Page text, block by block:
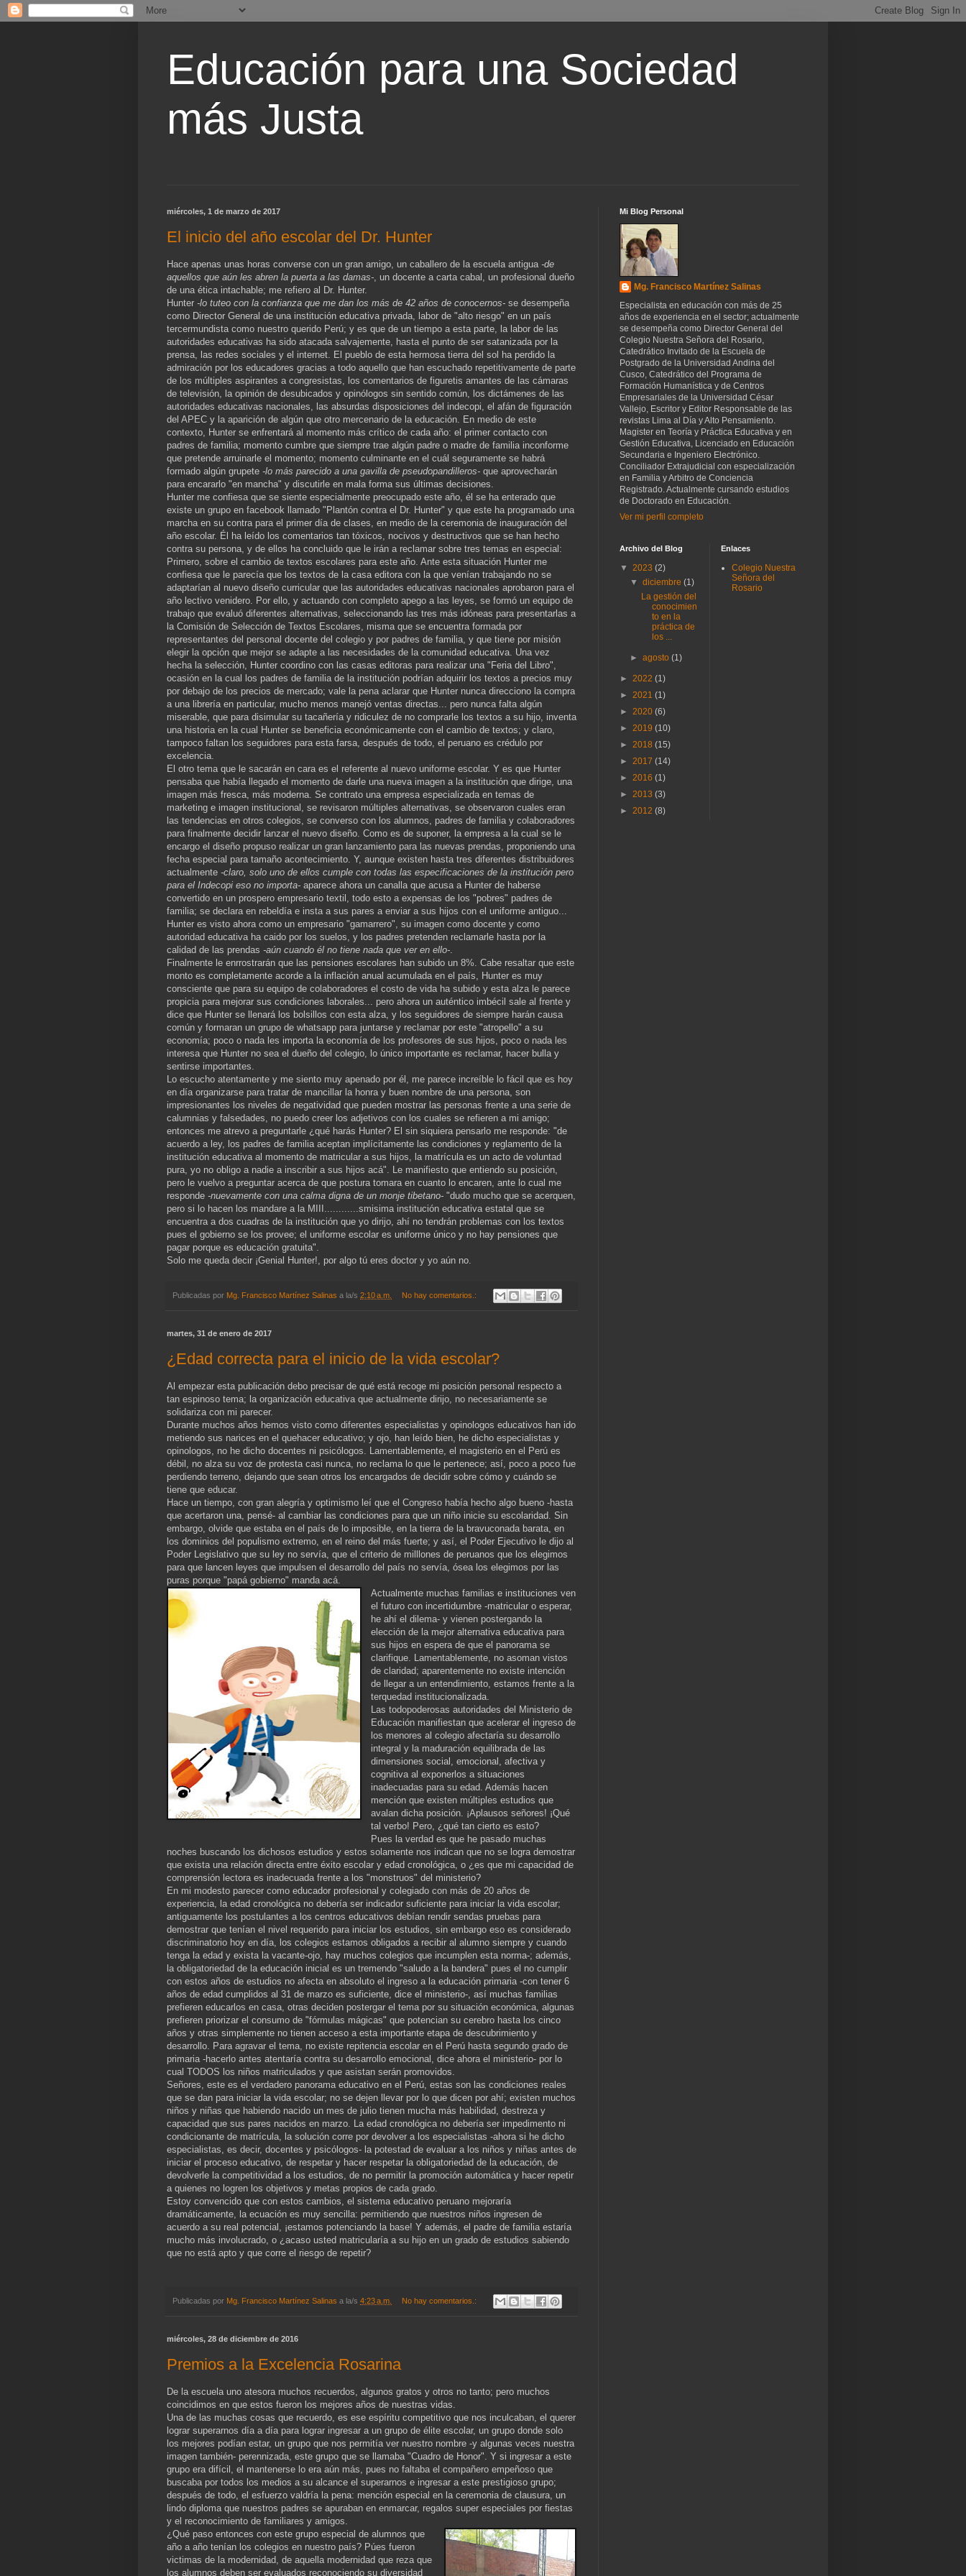
Educación para una Sociedad
más Justa
miércoles, 1 de marzo de 2017
El inicio del año escolar del Dr. Hunter
Hace apenas unas horas converse con un gran amigo, un caballero de la escuela antigua -de
aquellos que aún les abren la puerta a las damas- , un docente a carta cabal, un profesional dueño
de una ética intachable; me refiero al Dr. Hunter.
Hunter -lo tuteo con la confianza que me dan los más de 42 años de conocernos- se desempeña
como Director General de una institución educativa privada, labor de "alto riesgo" en un país
tercermundista como nuestro querido Perú; y es que de un tiempo a esta parte, la labor de las
autoridades educativas ha sido atacada salvajemente, hasta el punto de ser satanizada por la
prensa, las redes sociales y el internet. El pueblo de esta hermosa tierra del sol ha perdido la
admiración por los educadores gracias a todo aquello que han escuchado repetitivamente de parte
de los múltiples aspirantes a congresistas, los comentarios de figuretis amantes de las cámaras
de televisión, la opinión de desubicados y opinólogos sin sentido común, los dictámenes de las
autoridades educativas nacionales, las absurdas disposiciones del indecopi, el afán de figuración
del APEC y la aparición de algún que otro mercenario de la educación. En medio de este
contexto, Hunter se enfrentará al momento más crítico de cada año: el primer contacto con
padres de familia; momento cumbre que siempre trae algún padre o madre de familia inconforme
que pretende arruinarle el momento; momento culminante en el cuál seguramente se habrá
formado algún grupete -lo más parecido a una gavilla de pseudopandilleros- que aprovecharán
para encararlo "en mancha" y discutirle en mala forma sus últimas decisiones.
Hunter me confiesa que se siente especialmente preocupado este año, él se ha enterado que
existe un grupo en facebook llamado "Plantón contra el Dr. Hunter" y que este ha programado una
marcha en su contra para el primer día de clases, en medio de la ceremonia de inauguración del
año escolar. Él ha leído los comentarios tan tóxicos, nocivos y destructivos que se han hecho
contra su persona, y de ellos ha concluido que le irán a reclamar sobre tres temas en especial:
Primero, sobre el cambio de textos escolares para este año. Ante esta situación Hunter me
confiesa que le parecía que los textos de la casa editora con la que venían trabajando no se
adaptarían al nuevo diseño curricular que las autoridades educativas nacionales aprobaron para el
año lectivo venidero. Por ello, y actuando con completo apego a las leyes, se formó un equipo de
trabajo que evaluó diferentes alternativas, seleccionando las tres más idóneas para presentarlas a
la Comisión de Selección de Textos Escolares, misma que se encuentra formada por
representantes del personal docente del colegio y por padres de familia, y que tiene por misión
elegir la opción que mejor se adapte a las necesidades de la comunidad educativa. Una vez
hecha la selección, Hunter coordino con las casas editoras para realizar una "Feria del Libro",
ocasión en la cual los padres de familia de la institución podrían adquirir los textos a precios muy
por debajo de los precios de mercado; vale la pena aclarar que Hunter nunca direcciono la compra
a una librería en particular, mucho menos manejó ventas directas... pero nunca falta algún
miserable, que para disimular su tacañería y ridiculez de no comprarle los textos a su hijo, inventa
una historia en la cual Hunter se beneficia económicamente con el cambio de textos; y claro,
tampoco faltan los seguidores para esta farsa, después de todo, el peruano es crédulo por
excelencia.
El otro tema que le sacarán en cara es el referente al nuevo uniforme escolar. Y es que Hunter
pensaba que había llegado el momento de darle una nueva imagen a la institución que dirige, una
imagen más fresca, más moderna. Se contrato una empresa especializada en temas de
marketing e imagen institucional, se revisaron múltiples alternativas, se observaron cuales eran
las tendencias en otros colegios, se converso con los alumnos, padres de familia y colaboradores
para finalmente decidir lanzar el nuevo diseño. Como es de suponer, la empresa a la cual se le
encargo el diseño propuso realizar un gran lanzamiento para las nuevas prendas, proponiendo una
fecha especial para tamaño acontecimiento. Y, aunque existen hasta tres diferentes distribuidores
actualmente -claro, solo uno de ellos cumple con todas las especificaciones de la institución pero
para el Indecopi eso no importa- aparece ahora un canalla que acusa a Hunter de haberse
convertido en un prospero empresario textil, todo esto a expensas de los "pobres" padres de
familia; se declara en rebeldía e insta a sus pares a enviar a sus hijos con el uniforme antiguo...
Hunter es visto ahora como un empresario "gamarrero", su imagen como docente y como
autoridad educativa ha caido por los suelos, y los padres pretenden reclamarle hasta por la
calidad de las prendas -aún cuando él no tiene nada que ver en ello-
Finalmente le enrrostrarán que las pensiones escolares han subido un 8%. Cabe resaltar que este
monto es completamente acorde a la inflación anual acumulada en el país, Hunter es muy
consciente que para su equipo de colaboradores el costo de vida ha subido y esta alza le parece
propicia para mejorar sus condiciones laborales... pero ahora un auténtico imbécil sale al frente y
dice que Hunter se llenará los bolsillos con esta alza, y los seguidores de siempre harán causa
común y formaran un grupo de whatsapp para juntarse y reclamar por este "atropello" a su
economía; poco o nada les importa la economía de los profesores de sus hijos, poco o nada les
interesa que Hunter no sea el dueño del colegio, lo único importante es reclamar, hacer bulla y
sentirse importantes.
Lo escucho atentamente y me siento muy apenado por él, me parece increíble lo fácil que es hoy
en día organizarse para tratar de mancillar la honra y buen nombre de una persona, son
impresionantes los niveles de negatividad que pueden mostrar las personas frente a una serie de
calumnias y falsedades, no puedo creer los adjetivos con los cuales se refieren a mi amigo;
entonces me atrevo a preguntarle ¿qué harás Hunter? El sin siquiera pensarlo me responde: "de
acuerdo a ley, los padres de familia aceptan implícitamente las condiciones y reglamento de la
institución educativa al momento de matricular a sus hijos, la matrícula es un acto de voluntad
pura, yo no obligo a nadie a inscribir a sus hijos acá". Le manifiesto que entiendo su posición,
pero le vuelvo a preguntar acerca de que postura tomara en cuanto lo encaren, ante lo cual me
responde -nuevamente con una calma digna de un monje tibetano- "dudo mucho que se acerquen,
pero si lo hacen los mandare a la MIII............smisima institución educativa estatal que se
encuentra a dos cuadras de la institución que yo dirijo, ahí no tendrán problemas con los textos
pues el gobierno se los provee; el uniforme escolar es uniforme único y no hay pensiones que
pagar porque es educación gratuita".
Solo me queda decir ¡Genial Hunter!, por algo tú eres doctor y yo aún no.
Publicadas por Mg. Francisco Martínez Salinas a la/s 2:10 a.m. No hay comentarios.:
martes, 31 de enero de 2017
¿Edad correcta para el inicio de la vida escolar?
Al empezar esta publicación debo precisar de qué está recoge mi posición personal respecto a
tan espinoso tema; la organización educativa que actualmente dirijo, no necesariamente se
solidariza con mi parecer.
Durante muchos años hemos visto como diferentes especialistas y opinologos educativos han ido
metiendo sus narices en el quehacer educativo; y ojo, han leído bien, he dicho especialistas y
opinologos, no he dicho docentes ni psicólogos. Lamentablemente, el magisterio en el Perú es
débil, no alza su voz de protesta casi nunca, no reclama lo que le pertenece; así, poco a poco fue
perdiendo terreno, dejando que sean otros los encargados de decidir sobre cómo y cuándo se
tiene que educar.
Hace un tiempo, con gran alegría y optimismo leí que el Congreso había hecho algo bueno -hasta
que acertaron una, pensé- al cambiar las condiciones para que un niño inicie su escolaridad. Sin
embargo, olvide que estaba en el país de lo imposible, en la tierra de la bravuconada barata, en
los dominios del populismo extremo, en el reino del más fuerte; y así, el Poder Ejecutivo le dijo al
Poder Legislativo que su ley no servía, que el criterio de milllones de peruanos que los elegimos
para que lancen leyes que impulsen el desarrollo del país no servía, ósea los elegimos por las
puras porque "papá gobierno" manda acá.
Actualmente muchas familias e instituciones ven
el futuro con incertidumbre -matricular o esperar,
he ahí el dilema- y vienen postergando la
elección de la mejor alternativa educativa para
sus hijos en espera de que el panorama se
clarifique. Lamentablemente, no asoman vistos
de claridad; aparentemente no existe intención
de llegar a un entendimiento, estamos frente a la
terquedad institucionalizada.
Las todopoderosas autoridades del Ministerio de
Educación manifiestan que acelerar el ingreso de
los menores al colegio afectaría su desarrollo
integral y la maduración equilibrada de las
dimensiones social, emocional, afectiva y
cognitiva al exponerlos a situaciones
inadecuadas para su edad. Además hacen
mención que existen múltiples estudios que
avalan dicha posición. ¡Aplausos señores! ¡Qué
tal verbo! Pero, ¿qué tan cierto es esto?
Pues la verdad es que he pasado muchas
noches buscando los dichosos estudios y estos solamente nos indican que no se logra demostrar
que exista una relación directa entre éxito escolar y edad cronológica, o ¿es que mi capacidad de
comprensión lectora es inadecuada frente a los "monstruos" del ministerio?
En mi modesto parecer como educador profesional y colegiado con más de 20 años de
experiencia, la edad cronológica no debería ser indicador suficiente para iniciar la vida escolar;
antiguamente los postulantes a los centros educativos debían rendir sendas pruebas para
demostrar que tenían el nivel requerido para iniciar los estudios, sin embargo eso es considerado
discriminatorio hoy en día, los colegios estamos obligados a recibir al alumno siempre y cuando
tenga la edad y exista la vacante-ojo, hay muchos colegios que incumplen esta norma-; además,
la obligatoriedad de la educación inicial es un tremendo "saludo a la bandera" pues el no cumplir
con estos años de estudios no afecta en absoluto el ingreso a la educación primaria -con tener 6
años de edad cumplidos al 31 de marzo es suficiente, dice el ministerio-, así muchas familias
prefieren educarlos en casa, otras deciden postergar el tema por su situación económica, algunas
prefieren priorizar el consumo de "fórmulas mágicas" que potencian su cerebro hasta los cinco
años y otras simplemente no tienen acceso a esta importante etapa de descubrimiento y
desarrollo. Para agravar el tema, no existe repitencia escolar en el Perú hasta segundo grado de
primaria -hacerlo antes atentaría contra su desarrollo emocional, dice ahora el ministerio- por lo
cual TODOS los niños matriculados y que asistan serán promovidos.
Señores, este es el verdadero panorama educativo en el Perú, estas son las condiciones reales
que se dan para iniciar la vida escolar; no se dejen llevar por lo que dicen por ahí; existen muchos
niños y niñas que habiendo nacido un mes de julio tienen mucha más habilidad, destreza y
capacidad que sus pares nacidos en marzo. La edad cronológica no debería ser impedimento ni
condicionante de matrícula, la solución corre por devolver a los especialistas -ahora si he dicho
especialistas, es decir, docentes y psicólogos- la potestad de evaluar a los niños y niñas antes de
iniciar el proceso educativo, de respetar y hacer respetar la obligatoriedad de la educación, de
devolverle la competitividad a los estudios, de no permitir la promoción automática y hacer repetir
a quienes no logren los objetivos y metas propios de cada grado.
Estoy convencido que con estos cambios, el sistema educativo peruano mejoraría
dramáticamente, la ecuación es muy sencilla: permitiendo que nuestros niños ingresen de
acuerdo a su real potencial, ¡estamos potenciando la base! Y además, el padre de familia estaría
mucho más involucrado, o ¿acaso usted matricularía a su hijo en un grado de estudios sabiendo
que no está apto y que corre el riesgo de repetir?
Publicadas por Mg. Francisco Martínez Salinas a la/s 4:23 a.m. No hay comentarios.:
miércoles, 28 de diciembre de 2016
Premios a la Excelencia Rosarina
De la escuela uno atesora muchos recuerdos, algunos gratos y otros no tanto; pero muchos
coincidimos en que estos fueron los mejores años de nuestras vidas.
Una de las muchas cosas que recuerdo, es ese espíritu competitivo que nos inculcaban, el querer
lograr superarnos día a día para lograr ingresar a un grupo de élite escolar, un grupo donde solo
los mejores podían estar, un grupo que nos permitía ver nuestro nombre -y algunas veces nuestra
imagen también- perennizada, este grupo que se llamaba "Cuadro de Honor". Y si ingresar a este
grupo era difícil, el mantenerse lo era aún más, pues no faltaba el compañero empeñoso que
buscaba por todos los medios a su alcance el superarnos e ingresar a este prestigioso grupo;
después de todo, el esfuerzo valdría la pena: mención especial en la ceremonia de clausura, un
lindo diploma que nuestros padres se apuraban en enmarcar, regalos super especiales por fiestas
y el reconocimiento de familiares y amigos.
¿Qué paso entonces con este grupo especial de alumnos que
año a año tenían los colegios en nuestro país? Púes fueron
victimas de la modernidad, de aquella modernidad que reza que
los alumnos deben ser evaluados reconociendo su diversidad
Mi Blog Personal
Mg. Francisco Martínez Salinas
Especialista en educación con más de 25
años de experiencia en el sector; actualmente
se desempeña como Director General del
Colegio Nuestra Señora del Rosario,
Catedrático Invitado de la Escuela de
Postgrado de la Universidad Andina del
Cusco, Catedrático del Programa de
Formación Humanística y de Centros
Empresariales de la Universidad César
Vallejo, Escritor y Editor Responsable de las
revistas Lima al Día y Alto Pensamiento.
Magister en Teoría y Práctica Educativa y en
Gestión Educativa, Licenciado en Educación
Secundaria e Ingeniero Electrónico.
Conciliador Extrajudicial con especialización
en Familia y Arbitro de Conciencia
Registrado. Actualmente cursando estudios
de Doctorado en Educación.
Ver mi perfil completo
Archivo del Blog
▼ 2023 (2)
▼diciembre(1)
La gestión del
conocimien
to en la
práctica de
los ...
►agosto(1)
► 2022 (1)
► 2021 (1)
► 2020 (6)
► 2019 (10)
► 2018 (15)
► 2017 (14)
► 2016 (1)
► 2013 (3)
► 2012 (8)
Enlaces
Colegio Nuestra
Señora del
Rosario